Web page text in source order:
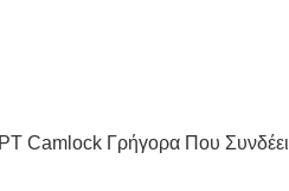
Camlock Γρήγορα Που Συνδέει